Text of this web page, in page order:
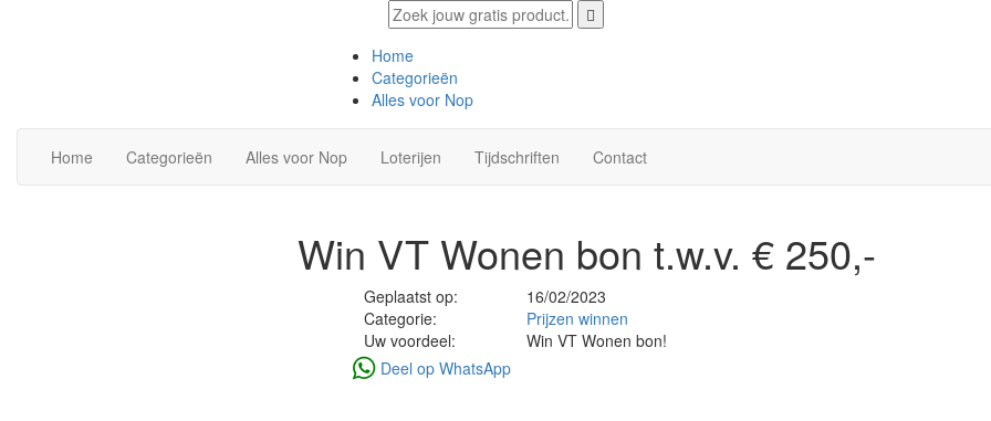
Home Categorieën Alles voor Nop Loterijen Tijdschriften Contact
Win VT Wonen bon t.w.v. € 250,-
Geplaatst op:
16/02/2023
Categorie:
Prijzen winnen
Uw voordeel:
Win VT Wonen bon!
Deel op WhatsApp
Home
Categorieën
Alles voor Nop